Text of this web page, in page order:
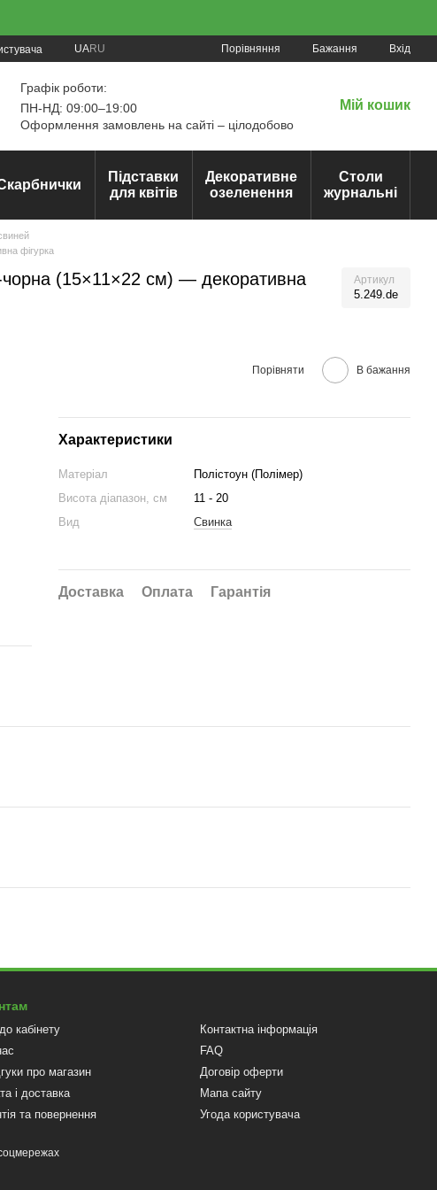
UARU Порівняння Бажання Вхід
Графік роботи:
ПН-НД: 09:00–19:00
Оформлення замовлень на сайті – цілодобово
Мій кошик
Підставки
для квітів
Декоративне
озеленення
Столи
журнальні
фігурка
чорна (15×11×22 см) — декоративна
Артикул
5.249.de
Порівняти В бажання
Характеристики
Матеріал
Полістоун (Полімер)
Висота діапазон, см
11 - 20
Вид
Свинка
Доставка Оплата Гарантія
кабінету
про магазин
і доставка
та повернення
Контактна інформація
FAQ
Договір оферти
Мапа сайту
Угода користувача